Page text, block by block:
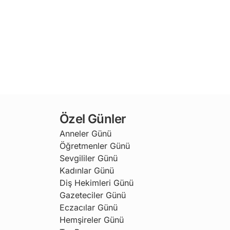
Özel Günler
Anneler Günü
Öğretmenler Günü
Sevgililer Günü
Kadınlar Günü
Diş Hekimleri Günü
Gazeteciler Günü
Eczacılar Günü
Hemşireler Günü